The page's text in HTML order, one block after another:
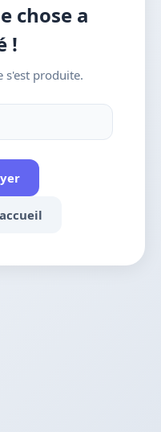
chose a
!
s'est produite.